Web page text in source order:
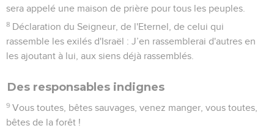
sera appelé une maison de prière pour tous les peuples.
8 Déclaration du Seigneur, de l'Eternel, de celui qui
rassemble les exilés d'Israël : J’en rassemblerai d'autres en
les ajoutant à lui, aux siens déjà rassemblés.
Des responsables indignes
9 Vous toutes, bêtes sauvages, venez manger, vous toutes,
bêtes de la forêt !